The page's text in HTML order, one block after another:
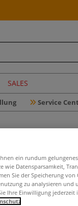
SALES
Service
DICK
ein rundum gelungenes
wie Datensparsamkeit,
Sie der Speicherung von
zu analysieren und
Ihre Einwilligung jederzeit